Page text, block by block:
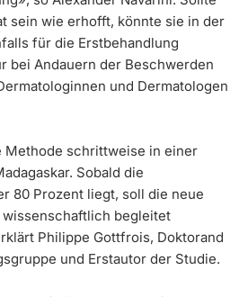
sein wie erhofft, könnte sie in der
für die Erstbehandlung
bei Andauern der Beschwerden
und Dermatologen
Methode schrittweise in einer
Sobald die
80 Prozent liegt, soll die neue
begleitet
Philippe Gottfrois, Doktorand
und Erstautor der Studie.